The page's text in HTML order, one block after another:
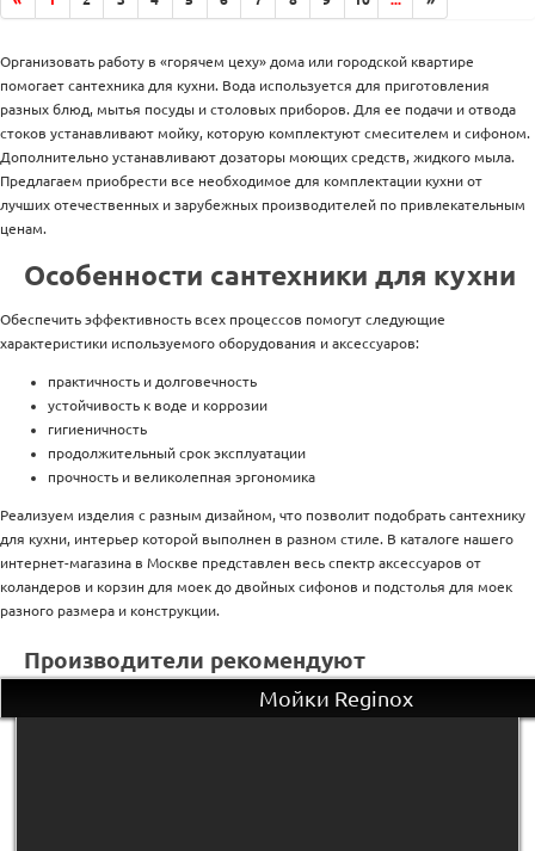
Акватон
БЕЛАРУСЬ
Бирюса
ВИЗ
КЗС
ЛесМаркет
РигельСИБ
Славен
Центр Сантехники
Организовать работу в «горячем цеху» дома или городской квартире
помогает сантехника для кухни. Вода используется для приготовления
разных блюд, мытья посуды и столовых приборов. Для ее подачи и отвода
стоков устанавливают мойку, которую комплектуют смесителем и сифоном.
Дополнительно устанавливают дозаторы моющих средств, жидкого мыла.
Предлагаем приобрести все необходимое для комплектации кухни от
лучших отечественных и зарубежных производителей по привлекательным
ценам.
Особенности сантехники для кухни
Обеспечить эффективность всех процессов помогут следующие
характеристики используемого оборудования и аксессуаров:
практичность и долговечность
устойчивость к воде и коррозии
гигиеничность
продолжительный срок эксплуатации
прочность и великолепная эргономика
Реализуем изделия с разным дизайном, что позволит подобрать сантехнику
для кухни, интерьер которой выполнен в разном стиле. В каталоге нашего
интернет-магазина в Москве представлен весь спектр аксессуаров от
коландеров и корзин для моек до двойных сифонов и подстолья для моек
разного размера и конструкции.
Производители рекомендуют
Мойки Reginox